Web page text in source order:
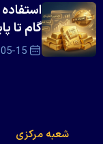
گام تا پایان
15
شعبه مرکزی